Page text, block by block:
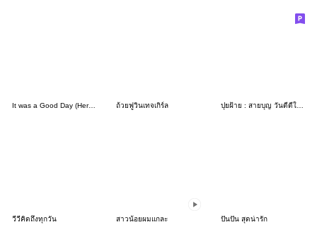
It was a Good Day (Her Version) ถ้วยฟูวินเทจเกิร์ล ปุยฝ้าย : สายบุญ วันดีดีในใจ
วีวี่คิดถึงทุกวัน สาวน้อยผมแกละ ปันปัน สุดน่ารัก